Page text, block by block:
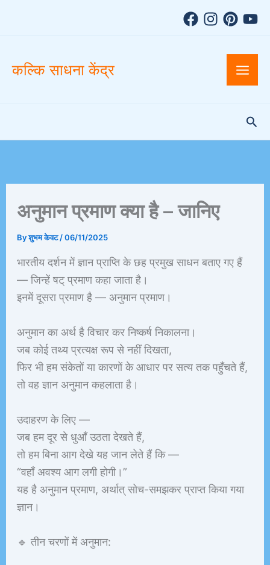
कल्कि साधना केंद्र
अनुमान प्रमाण क्या है – जानिए
Byशुभम केवट/06/11/2025
भारतीय दर्शन में ज्ञान प्राप्ति के छह प्रमुख साधन बताए गए हैं
— जिन्हें षट्‌ प्रमाण कहा जाता है।
इनमें दूसरा प्रमाण है — अनुमान प्रमाण।
अनुमान का अर्थ है विचार कर निष्कर्ष निकालना।
जब कोई तथ्य प्रत्यक्ष रूप से नहीं दिखता,
फिर भी हम संकेतों या कारणों के आधार पर सत्य तक पहुँचते हैं,
तो वह ज्ञान अनुमान कहलाता है।
उदाहरण के लिए —
जब हम दूर से धुआँ उठता देखते हैं,
तो हम बिना आग देखे यह जान लेते हैं कि —
“वहाँ अवश्य आग लगी होगी।”
यह है अनुमान प्रमाण, अर्थात् सोच-समझकर प्राप्त किया गया
ज्ञान।
🔹 तीन चरणों में अनुमान:
v
e